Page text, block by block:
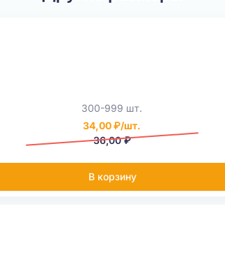
300-999 шт.
34,00 ₽/шт.
36,00 ₽
В корзину